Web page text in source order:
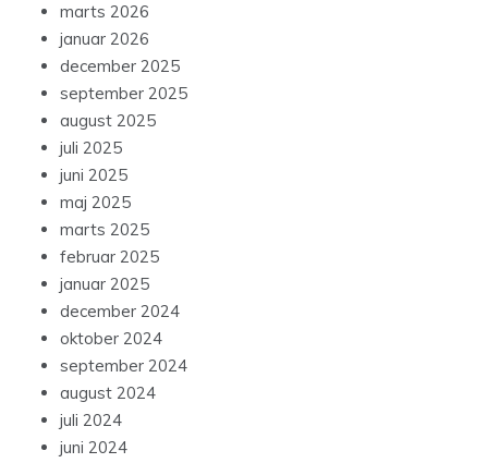
marts 2026
januar 2026
december 2025
september 2025
august 2025
juli 2025
juni 2025
maj 2025
marts 2025
februar 2025
januar 2025
december 2024
oktober 2024
september 2024
august 2024
juli 2024
juni 2024